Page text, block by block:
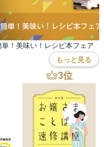
こと。
ゆっくり食べる。腹筋
の動きを整えて血をつ
きられるようになるこ
びること等、生活リズム
クス効果)こともポイン
単！美味い！レシピ本フェア
もっと見る
3位